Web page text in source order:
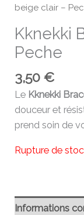
beige clair –
Kknekki
Peche
3,50€
Le Kknekki
douceur et
prend soin de
Rupture de
Informations